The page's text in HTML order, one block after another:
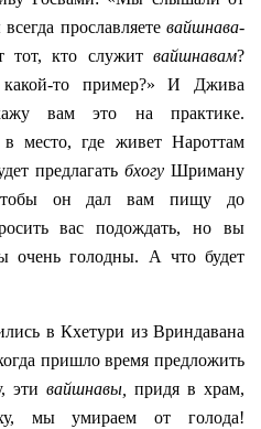
прославляете вайшнава-
тот, кто служит вайшнавам?
то пример?» И Джива
вам это на практике.
место, где живет Нароттам
предлагать бхогу Шриману
чтобы он дал вам пищу до
вас подождать, но вы
очень голодны. А что будет
в Кхетури из Вриндавана
пришло время предложить
эти вайшнавы, придя в храм,
мы умираем от голода!